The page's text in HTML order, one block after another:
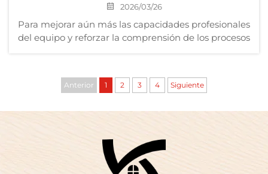
2026/03/26
Para mejorar aún más las capacidades profesionales
del equipo y reforzar la comprensión de los procesos
visita y formación a la fábrica de estampado de
algodón puro de Anhui...
Anterior 1 2 3 4 Siguiente